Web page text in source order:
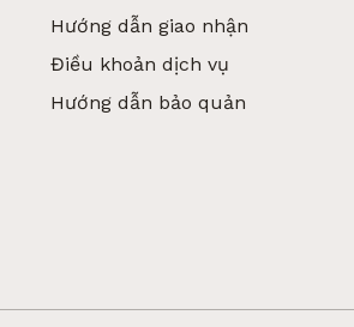
Hướng dẫn giao nhận
Điều khoản dịch vụ
Hướng dẫn bảo quản